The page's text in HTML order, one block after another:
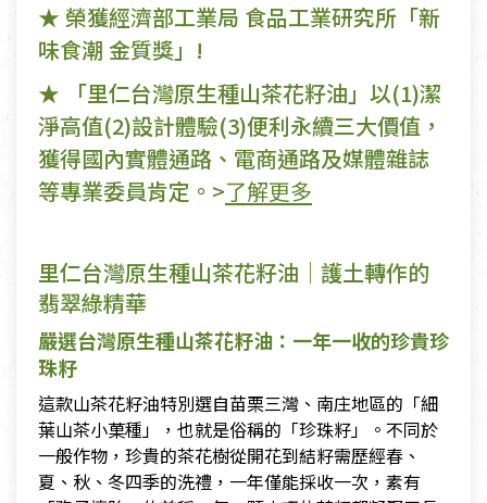
★ 榮獲經濟部工業局 食品工業研究所「新
味食潮 金質獎」!
★ 「里仁台灣原生種山茶花籽油」以(1)潔
淨高值(2)設計體驗(3)便利永續三大價值，
獲得國內實體通路、電商通路及媒體雜誌
等專業委員肯定。>了解更多
里仁台灣原生種山茶花籽油｜護土轉作的
翡翠綠精華
嚴選台灣原生種山茶花籽油：一年一收的珍貴珍
珠籽
這款山茶花籽油特別選自苗栗三灣、南庄地區的「細
葉山茶小菓種」，也就是俗稱的「珍珠籽」。不同於
一般作物，珍貴的茶花樹從開花到結籽需歷經春、
夏、秋、冬四季的洗禮，一年僅能採收一次，素有